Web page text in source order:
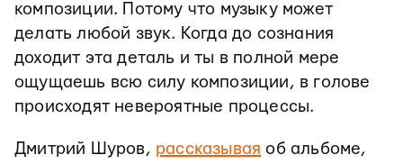
композиции. Потому что музыку может
делать любой звук. Когда до сознания
доходит эта деталь и ты в полной мере
ощущаешь всю силу композиции, в голове
происходят невероятные процессы.
Дмитрий Шуров, рассказывая об альбоме,